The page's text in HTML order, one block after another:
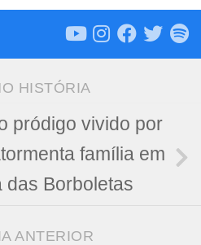
HISTÓRIA
pródigo vivido por
família em
das Borboletas
ANTERIOR